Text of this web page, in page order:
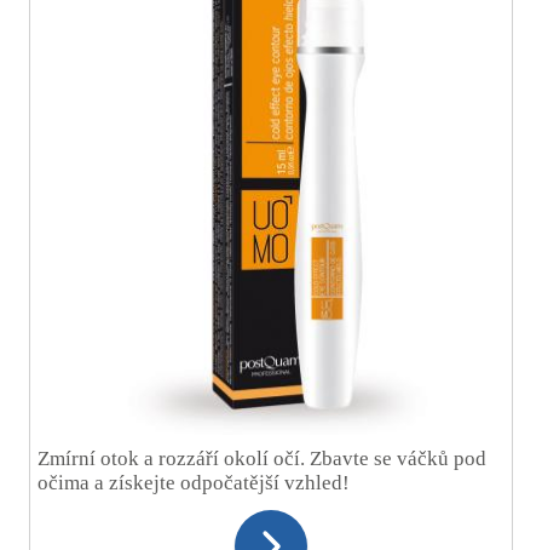
Zmírní otok a rozzáří okolí očí. Zbavte se váčků pod
očima a získejte odpočatější vzhled!